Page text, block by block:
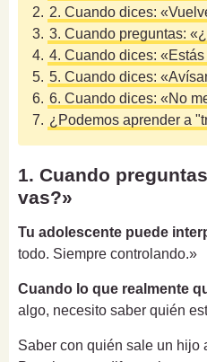
2. 2. Cuando dices:
3. 3. Cuando preguntas:
4. 4. Cuando dices:
5. 5. Cuando dices:
6. 6. Cuando dices: «No
7. ¿Podemos aprender a
1. Cuando
vas?»
Tu adolescente puede
todo. Siempre controlando.»
Cuando lo que realmente
algo, necesito saber quién
Saber con quién sale un hijo